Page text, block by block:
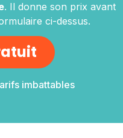
. Il donne son prix avant
ci-dessus.
imbattables